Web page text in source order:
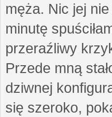
męża. Nic jej
minutę
przeraźliwy
Przede mną
dziwnej
się szeroko,